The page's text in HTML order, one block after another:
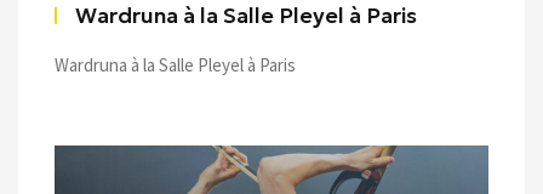
Wardruna à la Salle Pleyel à Paris
Wardruna à la Salle Pleyel à Paris